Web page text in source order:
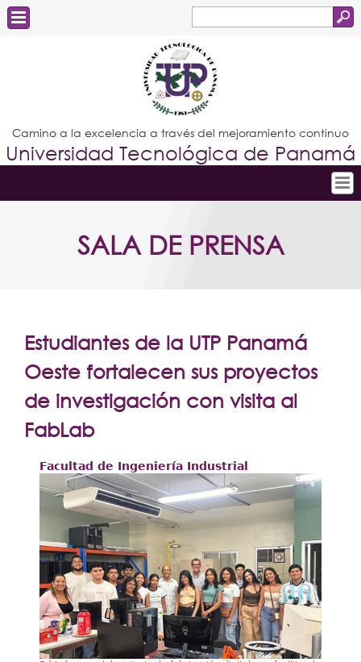
de
búsqueda
Estudiantes
Docentes
Administrativos
Graduados
Camino a la excelencia a través del mejoramiento continuo
Universidad Tecnológica de Panamá
Conoce la UTP
Postgrados
Facultades
Internacional
Transparencia
SALA DE PRENSA
Estudiantes de la UTP Panamá
Oeste fortalecen sus proyectos
de investigación con visita al
FabLab
Facultad de Ingeniería Industrial